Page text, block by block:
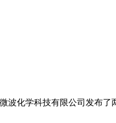
化学科技有限公司发布了